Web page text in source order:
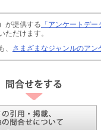
が提供する 「アンケートデ
ただけます。
、 さまざまなジャンルのアン